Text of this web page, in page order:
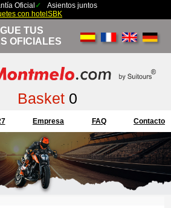
Oficial
Asientos juntos
con hotel SBK
TUS
OFICIALES
Basket0
Empresa FAQ Contacto